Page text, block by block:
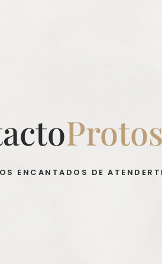
ENCANTADOS DE